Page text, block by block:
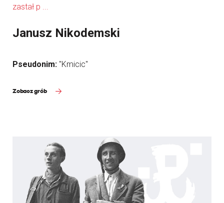
zastał p ...
Janusz Nikodemski
Pseudonim: "Kmicic"
Zobacz grób